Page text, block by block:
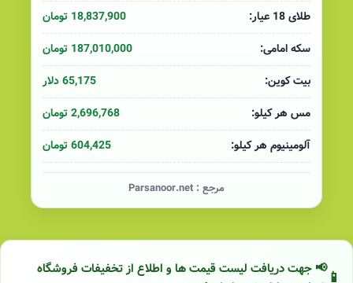
طلای 18 عیار:
18,837,900 تومان
سکه امامی:
187,010,000 تومان
بیت کوین:
65,175 دلار
مس هر کیلو:
2,696,768 تومان
آلومینیوم هر کیلو:
604,425 تومان
مرجع : Parsanoor.net
📢 جهت دریافت لیست قیمت ها و اطلاع از تخفیفات فروشگاه